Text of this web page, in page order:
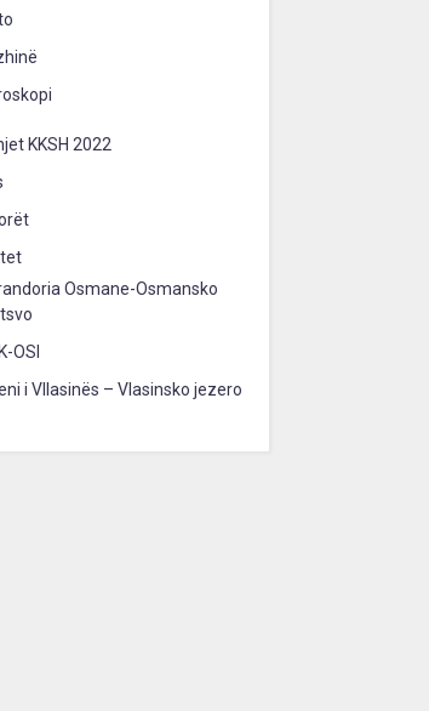
KKSH 2022
Osmane-Osmansko
OSI
i Vllasinës – Vlasinsko jezero